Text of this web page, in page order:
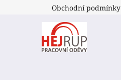
Obchodní podmínky